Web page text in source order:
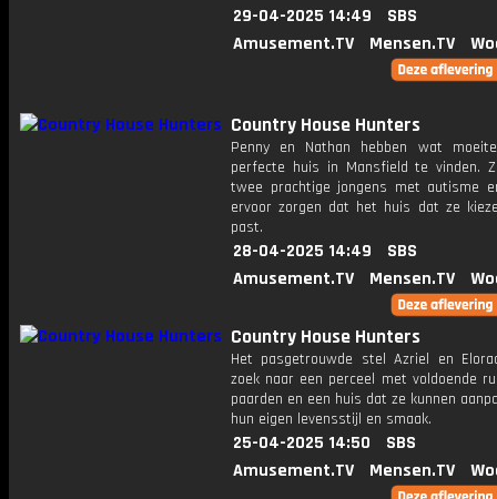
29-04-2025 14:49
SBS
Amusement.TV
Mensen.TV
Country House Hunters
Penny en Nathan hebben wat
perfecte huis in Mansfield te vinden.
twee prachtige jongens met autisme
ervoor zorgen dat het huis dat ze
past.
28-04-2025 14:49
SBS
Amusement.TV
Mensen.TV
Country House Hunters
Het pasgetrouwde stel Azriel en
zoek naar een perceel met voldoende
paarden en een huis dat ze kunnen
hun eigen levensstijl en smaak.
25-04-2025 14:50
SBS
Amusement.TV
Mensen.TV